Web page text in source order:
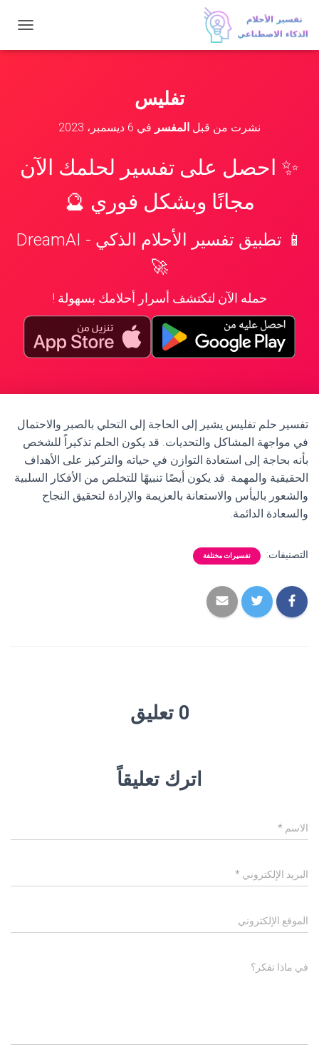
ب
ل
تفليس
نشرت من قبل المفسر في 6 ديسمبر، 2023
✨ احصل على تفسير لحلمك الآن
مجانًا وبشكل فوري 🔮
📱 تطبيق تفسير الأحلام الذكي - DreamAI
🚀
حمله الآن لتكتشف أسرار أحلامك بسهولة !
تفسير حلم تفليس يشير إلى الحاجة إلى التحلي بالصبر والاحتمال
في مواجهة المشاكل والتحديات. قد يكون الحلم تذكيراً للشخص
بأنه بحاجة إلى استعادة التوازن في حياته والتركيز على الأهداف
الحقيقية والمهمة. قد يكون أيضًا تنبيهًا للتخلص من الأفكار السلبية
والشعور باليأس والاستعانة بالعزيمة والإرادة لتحقيق النجاح
والسعادة الدائمة.
التصنيفات: تفسيرات مختلفة
0 تعليق
اترك تعليقاً
الاسم *
البريد الإلكتروني *
الموقع الإلكتروني
في ماذا تفكر؟